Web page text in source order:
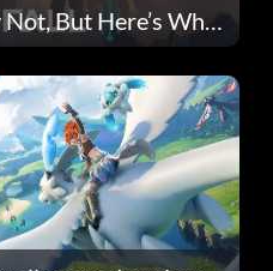
But Here’s Why